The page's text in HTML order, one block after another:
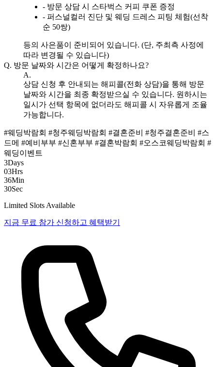
- 방문 상담 시 스타벅스 커피 쿠폰 증정
- 퍼스널컬러 진단 및 웨딩 드레스 피팅 체험(선착
순 50쌍)
등의 사은품이 준비되어 있습니다. (단, 주최측 사정에
따라 변경될 수 있습니다)
Q. 방문 날짜와 시간은 어떻게 확정하나요?
A.
상담 신청 후 안내되는 해피콜(전화 상담)을 통해 방문
날짜와 시간을 최종 확정받으실 수 있습니다. 원하시는
일시가 선택 항목에 없더라도 해피콜 시 자유롭게 조율
가능합니다.
#웨딩박람회 #청주웨딩박람회 #결혼준비 #청주결혼준비 #스
드메 #예비부부 #신혼부부 #결혼박람회 #오스코웨딩박람회 #
웨딩이벤트
3Days
03Hrs
36Min
29Sec
Limited Slots Available
지금 무료 참가 신청하고 혜택받기